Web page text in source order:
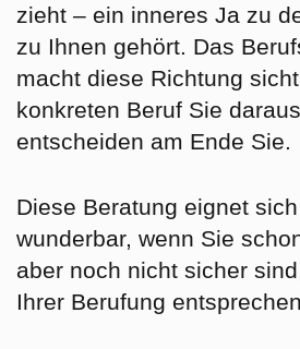
zieht – ein inneres Ja zu
zu Ihnen gehört. Das
macht diese Richtung
konkreten Beruf Sie
entscheiden am Ende Sie.
Diese Beratung eignet
wunderbar, wenn Sie
aber noch nicht sicher
Ihrer Berufung